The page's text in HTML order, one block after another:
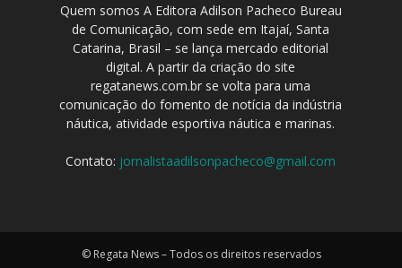
Quem somos A Editora Adilson Pacheco Bureau
de Comunicação, com sede em Itajaí, Santa
Catarina, Brasil – se lança mercado editorial
digital. A partir da criação do site
regatanews.com.br se volta para uma
comunicação do fomento de notícia da indústria
náutica, atividade esportiva náutica e marinas.
Contato: jornalistaadilsonpacheco@gmail.com
© Regata News – Todos os direitos reservados